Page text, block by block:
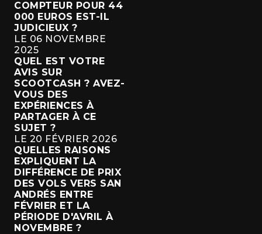
COMPTEUR POUR 44
000 EUROS EST-IL
JUDICIEUX ?
LE 06 NOVEMBRE
2025
QUEL EST VOTRE
AVIS SUR
SCOOTCASH ? AVEZ-
VOUS DES
EXPÉRIENCES À
PARTAGER À CE
SUJET ?
LE 20 FÉVRIER 2026
QUELLES RAISONS
EXPLIQUENT LA
DIFFÉRENCE DE PRIX
DES VOLS VERS SAN
ANDRÉS ENTRE
FÉVRIER ET LA
PÉRIODE D'AVRIL À
NOVEMBRE ?